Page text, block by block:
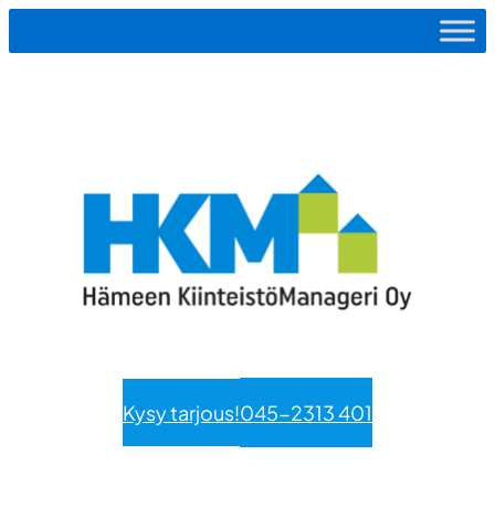
sisältöön
Kysy tarjous!045-2313 401